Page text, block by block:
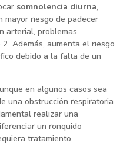
somnolencia diurna,
mayor riesgo de padecer
arterial, problemas
Además, aumenta el riesgo
debido a la falta de un
en algunos casos sea
una obstrucción respiratoria
realizar una
un ronquido
tratamiento.